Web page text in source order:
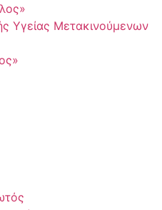
Υγείας Μετακινούμενων